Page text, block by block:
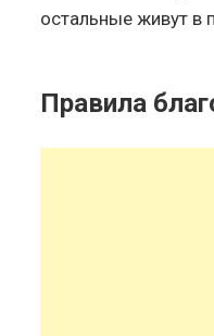
остальные живут в
Правила